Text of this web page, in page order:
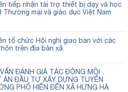
tiếp nhận tài trợ thiết bị dạy và học
Thương mại và giáo dục Việt Nam
tổ chức Hội nghị giao ban với các
trên địa bàn xã.
ĐÁNH GIÁ TÁC ĐỘNG MÔI
ÁN ĐẦU TƯ XÂY DỰNG TUYẾN
PHỐ HIẾN ĐẾN XÃ HƯNG HÀ